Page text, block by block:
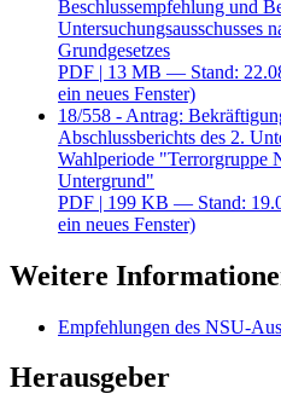
Beschlussempfehlung und
Untersuchungsausschusses
Grundgesetzes
PDF | 13 MB — Stand:
ein neues Fenster)
18/558 - Antrag:
Abschlussberichts des 2.
Wahlperiode "Terrorgruppe
Untergrund"
PDF | 199 KB — Stand:
ein neues Fenster)
Weitere
Empfehlungen des NSU-
Herausgeber